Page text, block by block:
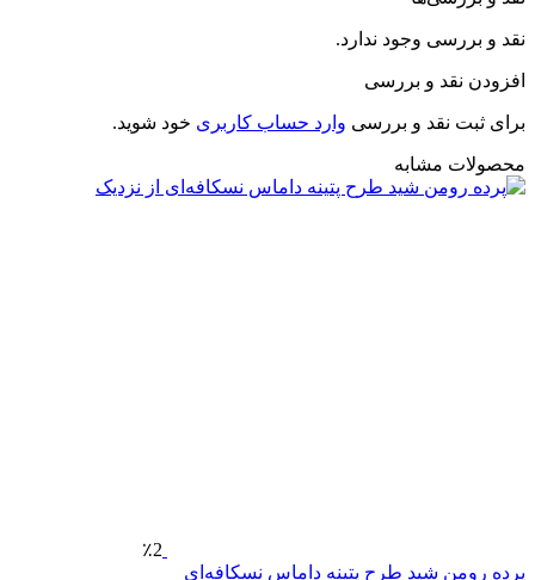
نقد و بررسی وجود ندارد.
افزودن نقد و بررسی
برای ثبت نقد و بررسی وارد حساب کاربری خود شوید.
محصولات مشابه
٪2
پرده رومن شید طرح پتینه داماس نسکافه‌ای